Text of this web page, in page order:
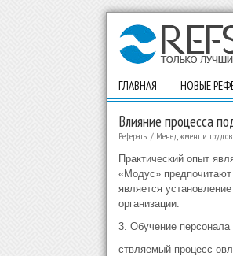
ГЛАВНАЯ НОВЫЕ
Влияние процесса
Рефераты / Менеджмент и
Практический опыт
«Модус»
является
организации.
3. Обучение
ствляемый процесс